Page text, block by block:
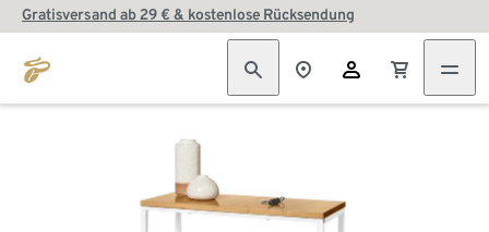
Gratisversand ab 29 € & kostenlose Rücksendung